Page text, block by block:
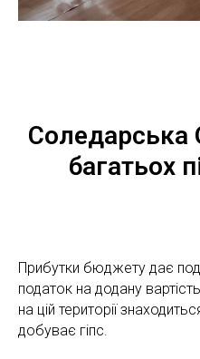
багатьох
Прибутки бюджету дає
податок на додану
на цій території
добуває гіпс.